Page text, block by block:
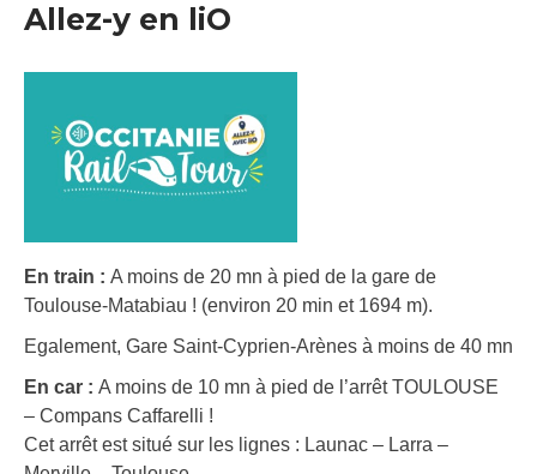
Allez-y en liO
En train : A moins de 20 mn à pied de la gare de
Toulouse-Matabiau ! (environ 20 min et 1694 m).
Egalement, Gare Saint-Cyprien-Arènes à moins de 40 mn
En car : A moins de 10 mn à pied de l’arrêt TOULOUSE
– Compans Caffarelli !
Cet arrêt est situé sur les lignes : Launac – Larra –